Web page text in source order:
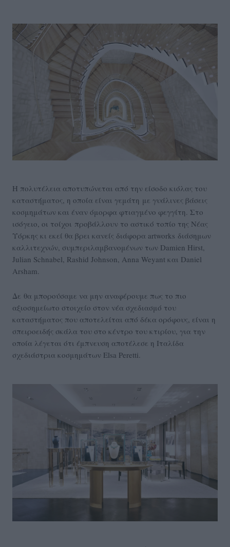
Η πολυτέλεια αποτυπώνεται από την είσοδο κιόλας του
καταστήματος, η οποία είναι γεμάτη με γυάλινες βάσεις
κοσμημάτων και έναν όμορφα φτιαγμένο φεγγίτη. Στο
ισόγειο, οι τοίχοι προβάλλουν το αστικό τοπίο της Νέας
Υόρκης κι εκεί θα βρει κανείς διάφορα artworks διάσημων
καλλιτεχνών, συμπεριλαμβανομένων των Damien Hirst,
Julian Schnabel, Rashid Johnson, Anna Weyant και Daniel
Arsham.
Δε θα μπορούσαμε να μην αναφέρουμε πως το πιο
αξιοσημείωτο στοιχείο στον νέα σχεδιασμό του
καταστήματος που αποτελείται από δέκα ορόφους, είναι η
σπειροειδής σκάλα του στο κέντρο του κτιρίου, για την
οποία λέγεται ότι έμπνευση αποτέλεσε η Ιταλίδα
σχεδιάστρια κοσμημάτων Elsa Peretti.